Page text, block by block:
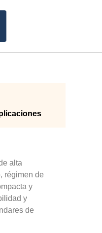
alta
régimen de
y
y
de